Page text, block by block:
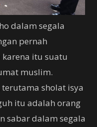
dalam segala
pernah
itu suatu
muslim.
sholat isya
itu adalah orang
sabar dalam segala